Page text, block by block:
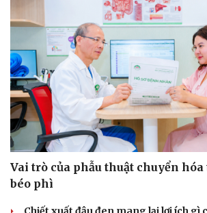
Vai trò của phẫu thuật chuyển
béo phì